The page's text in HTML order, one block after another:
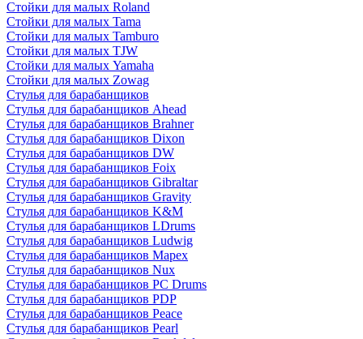
Стойки для малых Roland
Стойки для малых Tama
Стойки для малых Tamburo
Стойки для малых TJW
Стойки для малых Yamaha
Стойки для малых Zowag
Стулья для барабанщиков
Стулья для барабанщиков Ahead
Стулья для барабанщиков Brahner
Стулья для барабанщиков Dixon
Стулья для барабанщиков DW
Стулья для барабанщиков Foix
Стулья для барабанщиков Gibraltar
Стулья для барабанщиков Gravity
Стулья для барабанщиков K&M
Стулья для барабанщиков LDrums
Стулья для барабанщиков Ludwig
Стулья для барабанщиков Mapex
Стулья для барабанщиков Nux
Стулья для барабанщиков PC Drums
Стулья для барабанщиков PDP
Стулья для барабанщиков Peace
Стулья для барабанщиков Pearl